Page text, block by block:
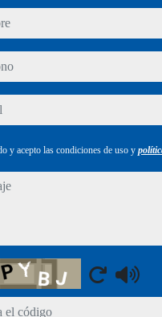
y acepto las condiciones de uso y